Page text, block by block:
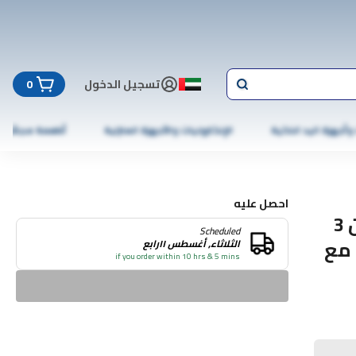
تسجيل الدخول 0
اليد الذكية الإلكترونيات والأجهزة المنزلية أطعمة مجمّدة
طقم ملاية سرير مايكروفايبر فاخر مكوّن من 3
سم) مع
احصل عليه
Scheduled
الثلاثاء, أغسطس ١١رابع
if you order within 10 hrs & 5 mins